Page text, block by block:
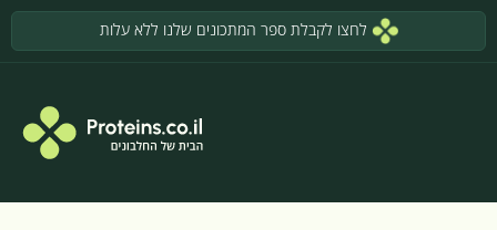
לחצו לקבלת ספר המתכונים שלנו ללא עלות